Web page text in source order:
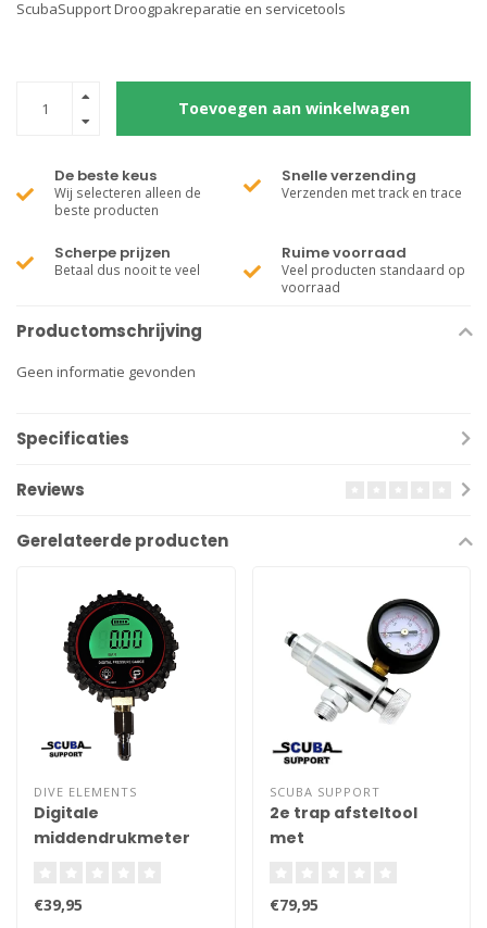
ScubaSupport Droogpakreparatie en servicetools
Toevoegen aan winkelwagen
De beste keus
Wij selecteren alleen de
beste producten
Snelle verzending
Verzenden met track en trace
Scherpe prijzen
Betaal dus nooit te veel
Ruime voorraad
Veel producten standaard op
voorraad
Productomschrijving
Geen informatie gevonden
Specificaties
Reviews
Gerelateerde producten
DIVE ELEMENTS
Digitale
middendrukmeter
€39,95
SCUBA SUPPORT
2e trap afsteltool
met
€79,95